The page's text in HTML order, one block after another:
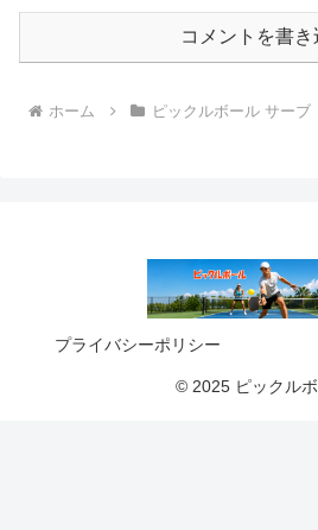
コメントを書き
ホーム ピックルボール サーブ
プライバシーポリシー
© 2025 ピックルボ